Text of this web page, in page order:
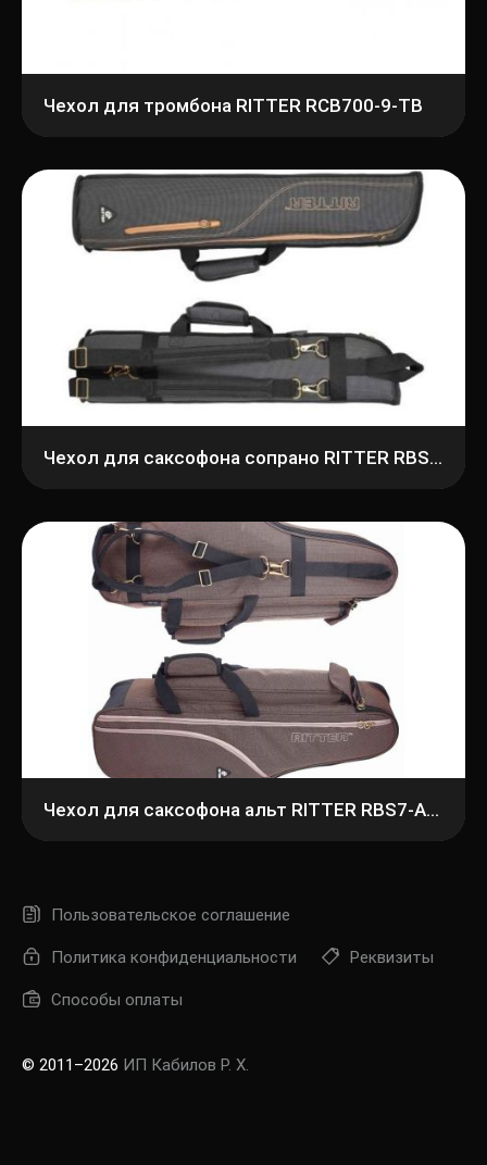
Чехол для тромбона RITTER RCB700-9-TB
Чехол для саксофона сопрано RITTER RBS7-SO/MGB
Чехол для саксофона альт RITTER RBS7-AS/BDT
Пользовательское соглашение
Политика конфиденциальности Реквизиты
Способы оплаты
© 2011–2026 ИП Кабилов Р. Х.